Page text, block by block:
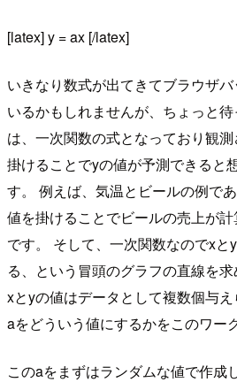
[latex] y = ax [/latex]
いきなり数式が出てきてブラウザ
いるかもしれませんが、ちょっと
は、一次関数の式となっており観
掛けることでyの値が予測できると
す。 例えば、気温とビールの例で
値を掛けることでビールの売上が
です。 そして、一次関数なのでx
る、という冒頭のグラフの直線を求
xとyの値はデータとして複数個与
aをどういう値にするかをこのワー
このaをまずはランダムな値で作成